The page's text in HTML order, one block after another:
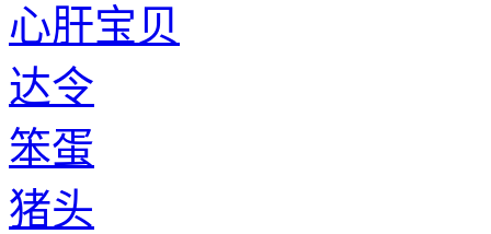
心肝宝贝
达令
笨蛋
猪头